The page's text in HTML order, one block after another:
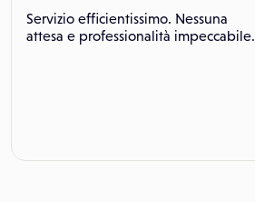
Servizio efficientissimo. Nessuna
attesa e professionalità impeccabile.